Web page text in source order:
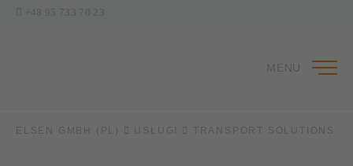
MENU
ELSEN GMBH (PL) USŁUGI TRANSPORT SOLUTIONS